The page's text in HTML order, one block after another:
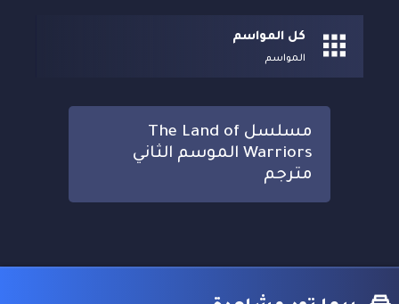
كل المواسم
المواسم
مسلسل The Land of
Warriors الموسم الثاني
مترجم